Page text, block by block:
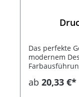
Das perfekte
modernem
ab 20,33 €*